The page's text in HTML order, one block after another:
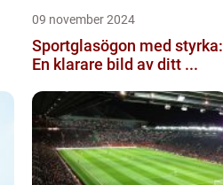
09 november 2024
Sportglasögon med styrka:
En klarare bild av ditt ...